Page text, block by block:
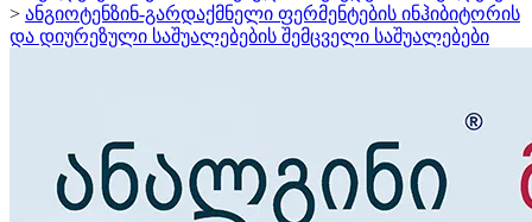
> ანგიოტენზინ-გარდაქმნელი ფერმენტების ინჰიბიტორის
და დიურეზული საშუალებების შემცველი საშუალებები